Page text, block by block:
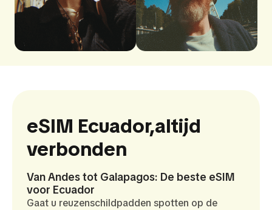
eSIM Ecuador,altijd
verbonden
Van Andes tot Galapagos: De beste eSIM
voor Ecuador
Gaat u reuzenschildpadden spotten op de